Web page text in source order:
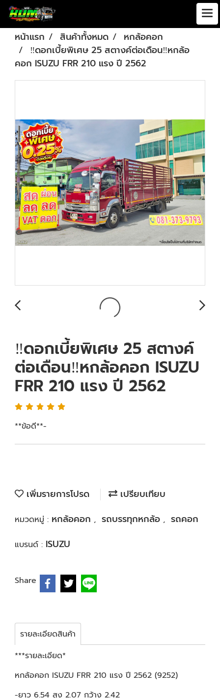
หน้าแรก สินค้าทั้งหมด
หกล้อคอก
‼️ดอกเบี้ยพิเศษ 25 สตางค์ต่อเดือน‼️หกล้อ
คอก ISUZU FRR 210 แรง ปี 2562
‼️ดอกเบี้ยพิเศษ 25 สตางค์
ต่อเดือน‼️หกล้อคอก ISUZU
FRR 210 แรง ปี 2562
**ข้อดี**-
เพิ่มรายการโปรด เปรียบเทียบ
หมวดหมู่ : หกล้อคอก , รถบรรทุกหกล้อ , รถคอก
แบรนด์ : ISUZU
Share
รายละเอียดสินค้า
***รายละเอียด*
หกล้อคอก ISUZU FRR 210 แรง ปี 2562 (9252)
-ยาว 6.54 สูง 2.07 กว้าง 2.42